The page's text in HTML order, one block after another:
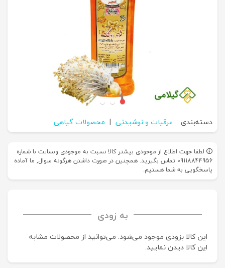
دسته‌بندی : عرقیات و نوشیدنی | محصولات گیاهی
لطفا جهت اطلاع از موجودی بیشتر کالا نسبت به موجودی وبسایت با شماره
09118844956 تماس بگیرید. همچنین در صورت داشتن هرگونه سوال, ما آماده
پاسخگویی به شما هستیم.
به زودی
این کالا بزودی موجود می‌شود. می‌توانید از محصولات مشابه
این کالا دیدن نمایید.